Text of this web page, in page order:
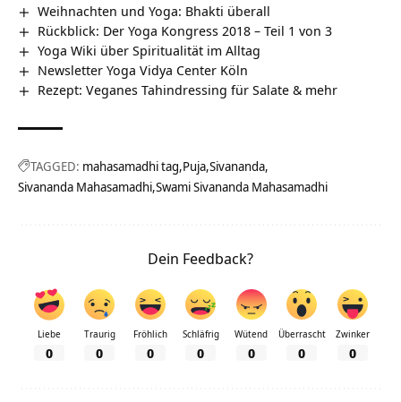
Weihnachten und Yoga: Bhakti überall
Rückblick: Der Yoga Kongress 2018 – Teil 1 von 3
Yoga Wiki über Spiritualität im Alltag
Newsletter Yoga Vidya Center Köln
Rezept: Veganes Tahindressing für Salate & mehr
TAGGED: mahasamadhi tag Puja Sivananda
Sivananda Mahasamadhi Swami Sivananda Mahasamadhi
Dein Feedback?
Liebe
0
Traurig
0
Fröhlich
0
Schläfrig
0
Wütend
0
Überrascht
0
Zwinker
0